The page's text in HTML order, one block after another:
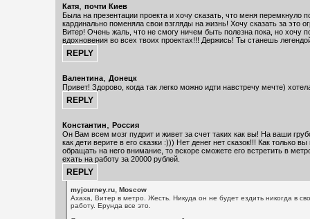
Катя, почти Киев
Была на презентации проекта и хочу сказать, что меня перемкнуло
кардинально поменяла свои взгляды на жизнь! Хочу сказать за это
Витер! Очень жаль, что не смогу ничем быть полезна пока, но хочу
вдохновения во всех твоих проектах!!! Держись! Ты станешь
Валентина, Донецк
Привет! Здорово, когда так легко можно идти навстречу мечте)
Константин, Россия
Он Вам всем мозг пудрит и живет за счет таких как вы! На ваши
как дети верите в его сказки :))) Нет денег нет сказок!!! Как только вы
обращать на него внимание, то вскоре сможете его встретить в
ехать на работу за 20000 рублей.
myjourney.ru, Moscow
Ахаха, Витер в метро. Жесть. Никуда он не будет ездить никогда в
работу. Ерунда все это.